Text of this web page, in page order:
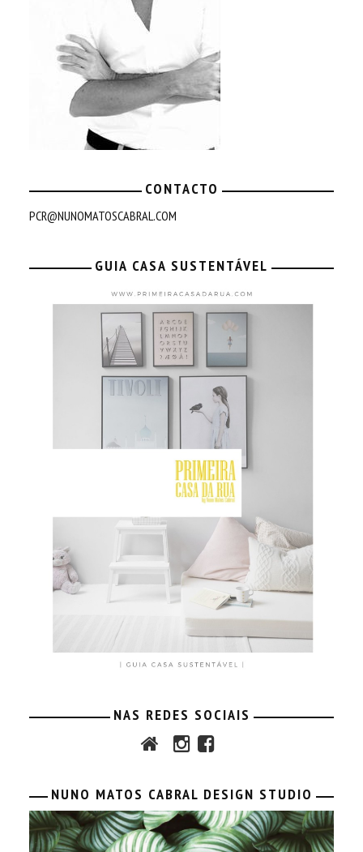
CONTACTO
PCR@NUNOMATOSCABRAL.COM
GUIA CASA SUSTENTÁVEL
NAS REDES SOCIAIS
NUNO MATOS CABRAL DESIGN STUDIO